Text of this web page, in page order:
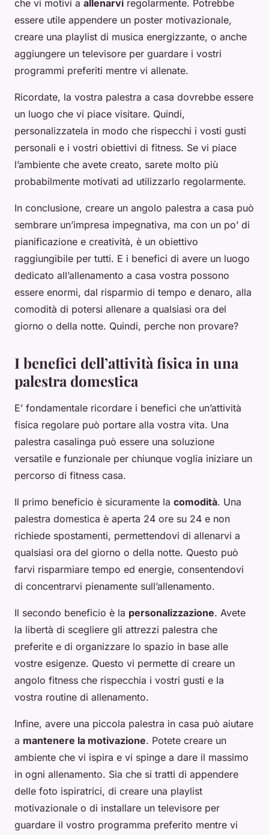
che vi motivi a allenarvi regolarmente. Potrebbe
essere utile appendere un poster motivazionale,
creare una playlist di musica energizzante, o anche
aggiungere un televisore per guardare i vostri
programmi preferiti mentre vi allenate.
Ricordate, la vostra palestra a casa dovrebbe essere
un luogo che vi piace visitare. Quindi,
personalizzatela in modo che rispecchi i vosti gusti
personali e i vostri obiettivi di fitness. Se vi piace
l’ambiente che avete creato, sarete molto più
probabilmente motivati ad utilizzarlo regolarmente.
In conclusione, creare un angolo palestra a casa può
sembrare un’impresa impegnativa, ma con un po’ di
pianificazione e creatività, è un obiettivo
raggiungibile per tutti. E i benefici di avere un luogo
dedicato all’allenamento a casa vostra possono
essere enormi, dal risparmio di tempo e denaro, alla
comodità di potersi allenare a qualsiasi ora del
giorno o della notte. Quindi, perche non provare?
I benefici dell’attività fisica in una
palestra domestica
E’ fondamentale ricordare i benefici che un’attività
fisica regolare può portare alla vostra vita. Una
palestra casalinga può essere una soluzione
versatile e funzionale per chiunque voglia iniziare un
percorso di fitness casa.
Il primo beneficio è sicuramente la comodità. Una
palestra domestica è aperta 24 ore su 24 e non
richiede spostamenti, permettendovi di allenarvi a
qualsiasi ora del giorno o della notte. Questo può
farvi risparmiare tempo ed energie, consentendovi
di concentrarvi pienamente sull’allenamento.
Il secondo beneficio è la personalizzazione. Avete
la libertà di scegliere gli attrezzi palestra che
preferite e di organizzare lo spazio in base alle
vostre esigenze. Questo vi permette di creare un
angolo fitness che rispecchia i vostri gusti e la
vostra routine di allenamento.
Infine, avere una piccola palestra in casa può aiutare
a mantenere la motivazione. Potete creare un
ambiente che vi ispira e vi spinge a dare il massimo
in ogni allenamento. Sia che si tratti di appendere
delle foto ispiratrici, di creare una playlist
motivazionale o di installare un televisore per
guardare il vostro programma preferito mentre vi